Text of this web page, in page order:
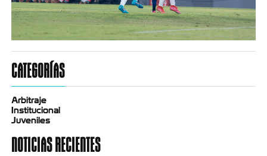
CATEGORÍAS
Arbitraje
Institucional
Juveniles
NOTICIAS RECIENTES